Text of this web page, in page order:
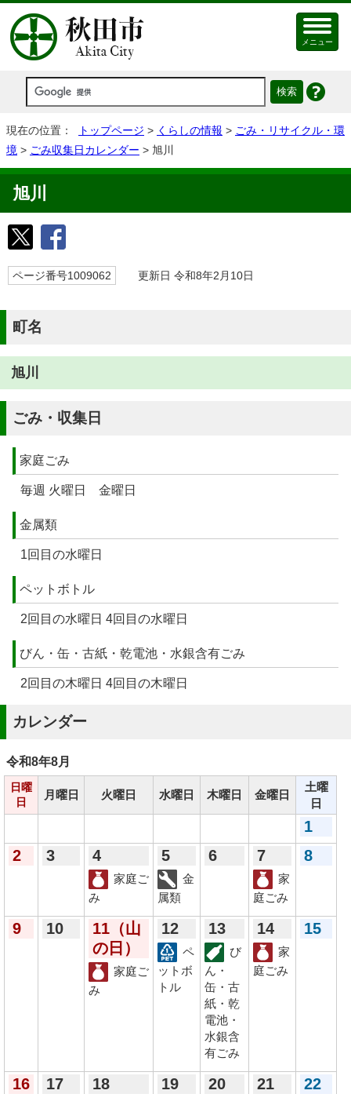
メニュー
現在の位置： トップページ > くらしの情報 > ごみ・リサイクル・環
境 > ごみ収集日カレンダー > 旭川
旭川
ページ番号1009062 更新日 令和8年2月10日
町名
旭川
ごみ・収集日
家庭ごみ
毎週 火曜日 金曜日
金属類
1回目の水曜日
ペットボトル
2回目の水曜日 4回目の水曜日
びん・缶・古紙・乾電池・水銀含有ごみ
2回目の木曜日 4回目の木曜日
カレンダー
令和8年8月
日曜
日
月曜日 火曜日 水曜日 木曜日 金曜日
土曜
日
1
2
3 4
家庭ご
み
5
金
属類
6 7
家
庭ごみ
8
9 10 11 （山
の日）
家庭ご
み
12
ペ
ットボ
トル
13
び
ん・
缶・古
紙・乾
電池・
水銀含
有ごみ
14
家
庭ごみ
15
16 17 18 19 20 21 22